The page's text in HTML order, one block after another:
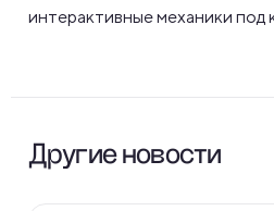
интерактивные механики под
Другие новости